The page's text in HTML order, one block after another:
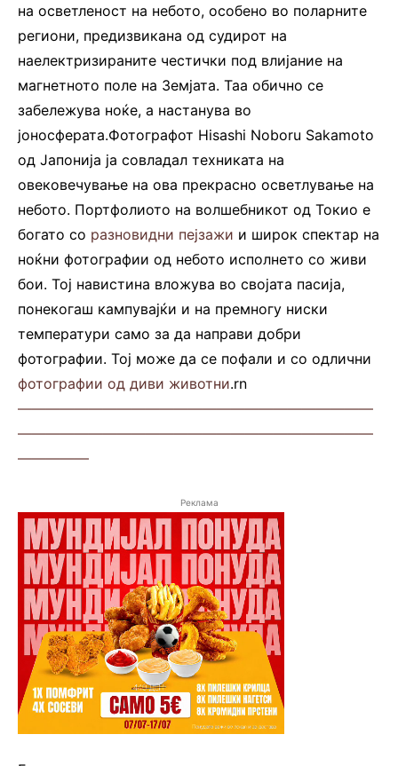
на осветленост на небото, особено во поларните
региони, предизвикана од судирот на
наелектризираните честички под влијание на
магнетното поле на Земјата. Таа обично се
забележува ноќе, а настанува во
јоносферата.Фотографот Hisashi Noboru Sakamoto
од Јапонија ја совладал техниката на
овековечување на ова прекрасно осветлување на
небото. Портфолиото на волшебникот од Токио е
богато со разновидни пејзажи и широк спектар на
ноќни фотографии од небото исполнето со живи
бои. Тој навистина вложува во својата пасија,
понекогаш кампувајќи и на премногу ниски
температури само за да направи добри
фотографии. Тој може да се пофали и со одлични
фотографии од диви животни.rn
—————————————————————————
—————————————————————————
—————
Реклама